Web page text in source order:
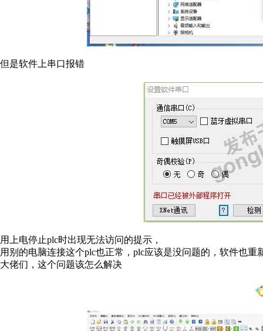
但是软件上串口报错
用上电停止plc时出现无法访问的提示，
用别的电脑连接这个plc也正常，plc应该是没问题的，软件也
大佬们，这个问题该怎么解决